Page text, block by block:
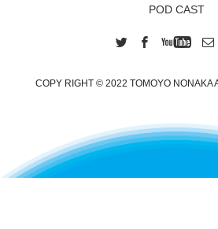
POD CAST
COPY RIGHT © 2022 TOMOYO NONAKA